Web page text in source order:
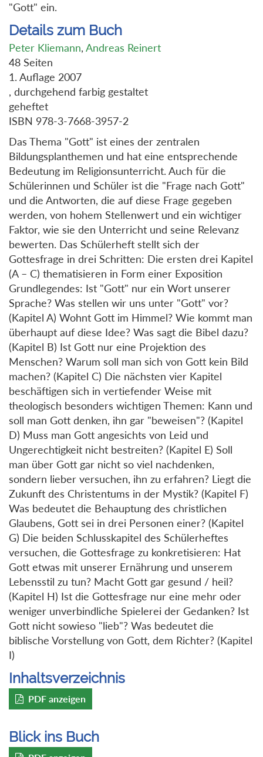
"Gott" ein.
Details zum Buch
Peter Kliemann, Andreas Reinert
48 Seiten
1. Auflage 2007
, durchgehend farbig gestaltet
geheftet
ISBN 978-3-7668-3957-2
Das Thema "Gott" ist eines der zentralen
Bildungsplanthemen und hat eine entsprechende
Bedeutung im Religionsunterricht. Auch für die
Schülerinnen und Schüler ist die "Frage nach Gott"
und die Antworten, die auf diese Frage gegeben
werden, von hohem Stellenwert und ein wichtiger
Faktor, wie sie den Unterricht und seine Relevanz
bewerten. Das Schülerheft stellt sich der
Gottesfrage in drei Schritten: Die ersten drei Kapitel
(A – C) thematisieren in Form einer Exposition
Grundlegendes: Ist "Gott" nur ein Wort unserer
Sprache? Was stellen wir uns unter "Gott" vor?
(Kapitel A) Wohnt Gott im Himmel? Wie kommt man
überhaupt auf diese Idee? Was sagt die Bibel dazu?
(Kapitel B) Ist Gott nur eine Projektion des
Menschen? Warum soll man sich von Gott kein Bild
machen? (Kapitel C) Die nächsten vier Kapitel
beschäftigen sich in vertiefender Weise mit
theologisch besonders wichtigen Themen: Kann und
soll man Gott denken, ihn gar "beweisen"? (Kapitel
D) Muss man Gott angesichts von Leid und
Ungerechtigkeit nicht bestreiten? (Kapitel E) Soll
man über Gott gar nicht so viel nachdenken,
sondern lieber versuchen, ihn zu erfahren? Liegt die
Zukunft des Christentums in der Mystik? (Kapitel F)
Was bedeutet die Behauptung des christlichen
Glaubens, Gott sei in drei Personen einer? (Kapitel
G) Die beiden Schlusskapitel des Schülerheftes
versuchen, die Gottesfrage zu konkretisieren: Hat
Gott etwas mit unserer Ernährung und unserem
Lebensstil zu tun? Macht Gott gar gesund / heil?
(Kapitel H) Ist die Gottesfrage nur eine mehr oder
weniger unverbindliche Spielerei der Gedanken? Ist
Gott nicht sowieso "lieb"? Was bedeutet die
biblische Vorstellung von Gott, dem Richter? (Kapitel
I)
Inhaltsverzeichnis
PDF anzeigen
Blick ins Buch